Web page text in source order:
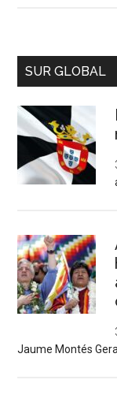
SUR GLOBAL
Jaume Montés